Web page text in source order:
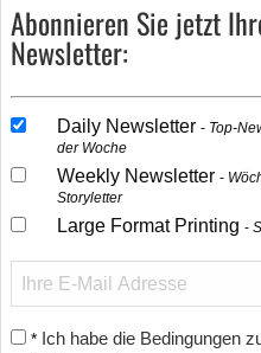
Abonnieren Sie jetzt
Newsletter:
Daily Newsletter
Top-
der Woche
Weekly Newsletter
Storyletter
Large Format Printing
* Ich habe die Bedingungen